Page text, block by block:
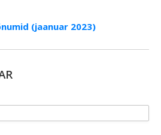
(jaanuar 2023)